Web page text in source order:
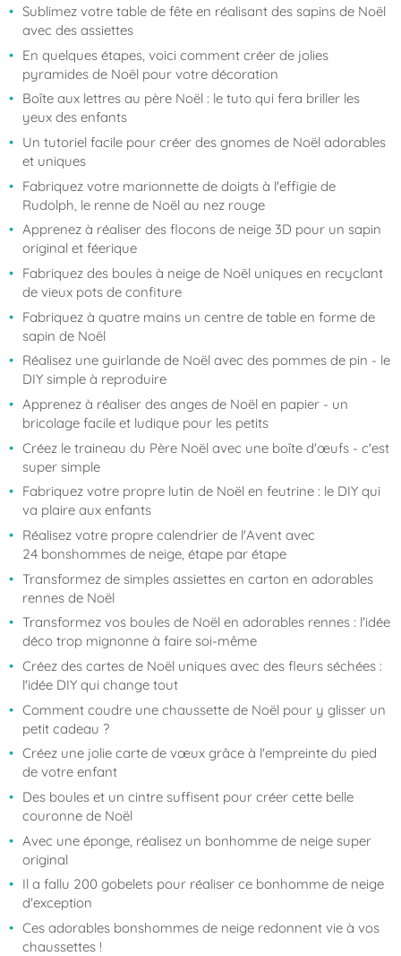
Sublimez votre table de fête en réalisant des sapins de Noël
avec des assiettes
En quelques étapes, voici comment créer de jolies
pyramides de Noël pour votre décoration
Boîte aux lettres au père Noël : le tuto qui fera briller les
yeux des enfants
Un tutoriel facile pour créer des gnomes de Noël adorables
et uniques
Fabriquez votre marionnette de doigts à l'effigie de
Rudolph, le renne de Noël au nez rouge
Apprenez à réaliser des flocons de neige 3D pour un sapin
original et féerique
Fabriquez des boules à neige de Noël uniques en recyclant
de vieux pots de confiture
Fabriquez à quatre mains un centre de table en forme de
sapin de Noël
Réalisez une guirlande de Noël avec des pommes de pin - le
DIY simple à reproduire
Apprenez à réaliser des anges de Noël en papier - un
bricolage facile et ludique pour les petits
Créez le traineau du Père Noël avec une boîte d'œufs - c'est
super simple
Fabriquez votre propre lutin de Noël en feutrine : le DIY qui
va plaire aux enfants
Réalisez votre propre calendrier de l'Avent avec
24 bonshommes de neige, étape par étape
Transformez de simples assiettes en carton en adorables
rennes de Noël
Transformez vos boules de Noël en adorables rennes : l'idée
déco trop mignonne à faire soi-même
Créez des cartes de Noël uniques avec des fleurs séchées :
l'idée DIY qui change tout
Comment coudre une chaussette de Noël pour y glisser un
petit cadeau ?
Créez une jolie carte de vœux grâce à l'empreinte du pied
de votre enfant
Des boules et un cintre suffisent pour créer cette belle
couronne de Noël
Avec une éponge, réalisez un bonhomme de neige super
original
Il a fallu 200 gobelets pour réaliser ce bonhomme de neige
d'exception
Ces adorables bonshommes de neige redonnent vie à vos
chaussettes !